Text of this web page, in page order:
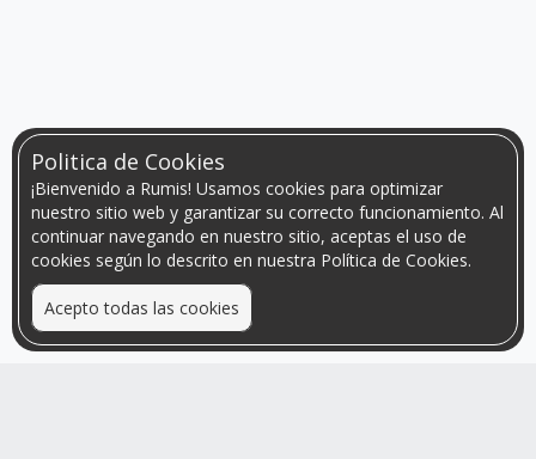
Politica de Cookies
¡Bienvenido a Rumis! Usamos cookies para optimizar
nuestro sitio web y garantizar su correcto funcionamiento. Al
continuar navegando en nuestro sitio, aceptas el uso de
cookies según lo descrito en nuestra Política de Cookies.
Acepto todas las cookies